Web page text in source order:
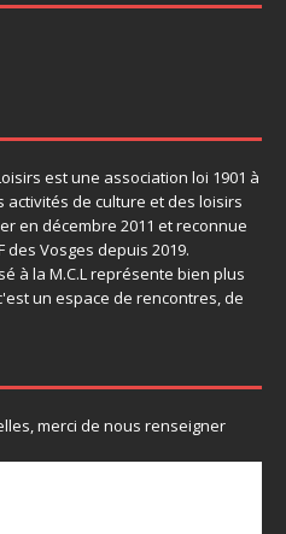
est une association loi 1901 à
de culture et des loisirs
en décembre 2011 et reconnue
des Vosges depuis 2019.
à la M.C.L représente bien plus
un espace de rencontres, de
merci de nous renseigner